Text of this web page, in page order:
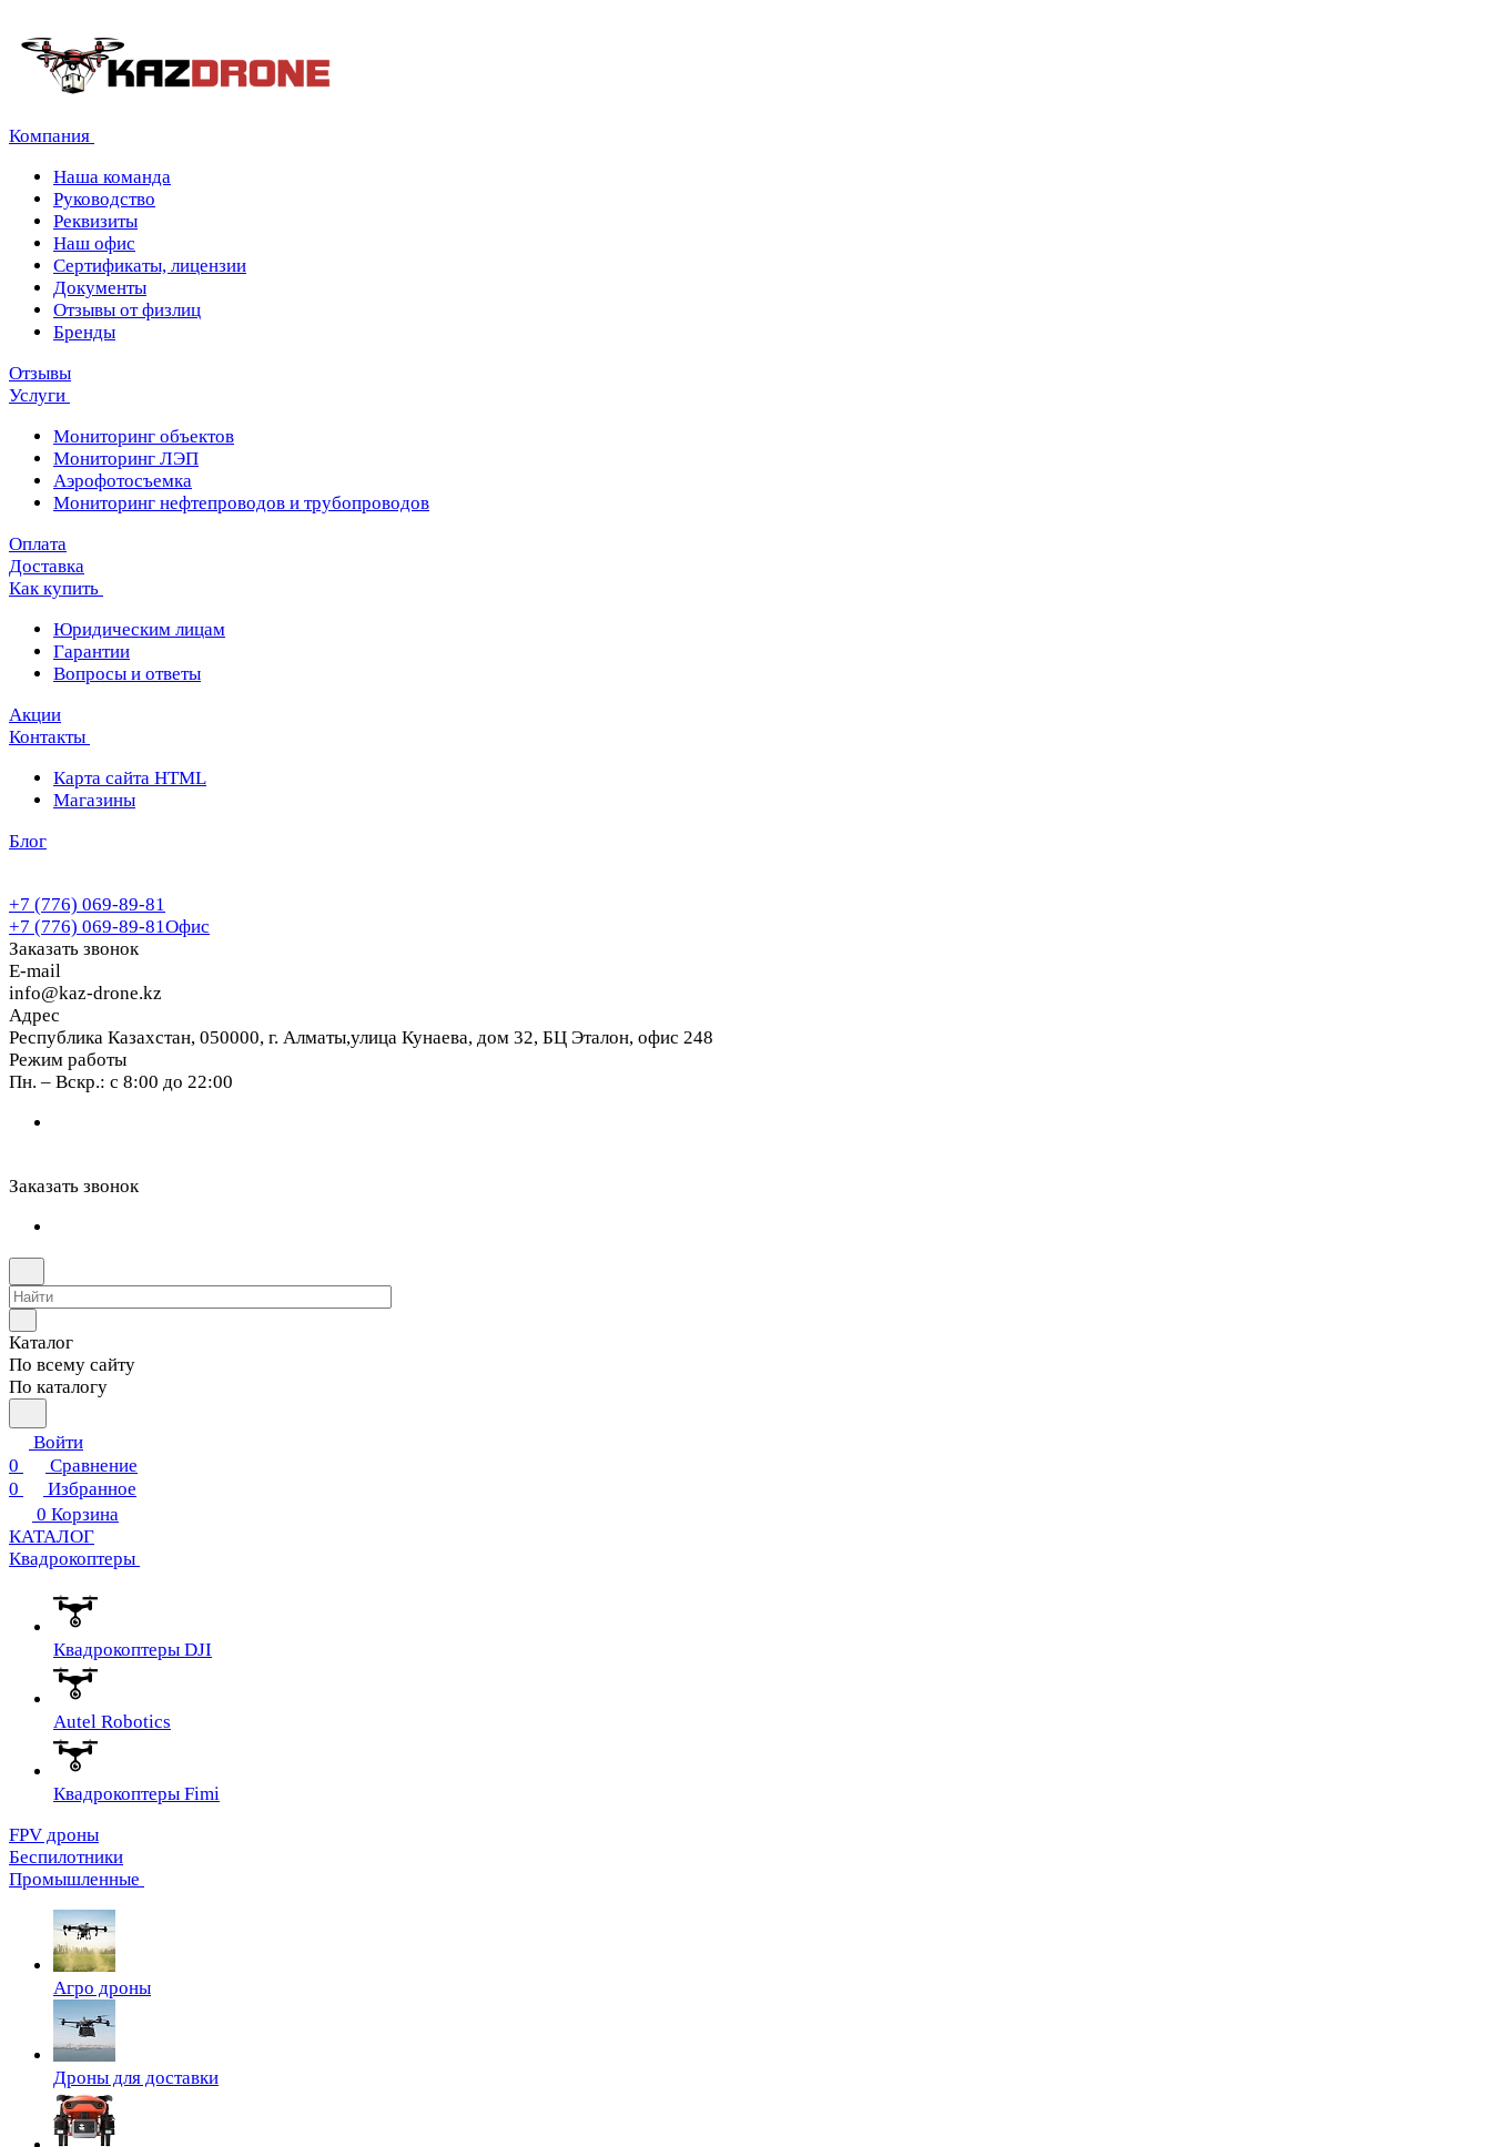
Компания
Наша команда
Руководство
Реквизиты
Наш офис
Сертификаты, лицензии
Документы
Отзывы от физлиц
Бренды
Отзывы
Услуги
Мониторинг объектов
Мониторинг ЛЭП
Аэрофотосъемка
Мониторинг нефтепроводов и трубопроводов
Оплата
Доставка
Как купить
Юридическим лицам
Гарантии
Вопросы и ответы
Акции
Контакты
Карта сайта HTML
Магазины
Блог
+7 (776) 069-89-81
+7 (776) 069-89-81Офис
Заказать звонок
E-mail
info@kaz-drone.kz
Адрес
Республика Казахстан, 050000, г. Алматы,улица Кунаева, дом 32, БЦ Эталон, офис 248
Режим работы
Пн. – Вскр.: с 8:00 до 22:00
Заказать звонок
Каталог
По всему сайту
По каталогу
Войти
0
Сравнение
0
Избранное
0 Корзина
КАТАЛОГ
Квадрокоптеры
Квадрокоптеры DJI
Autel Robotics
Квадрокоптеры Fimi
FPV дроны
Беспилотники
Промышленные
Агро дроны
Дроны для доставки